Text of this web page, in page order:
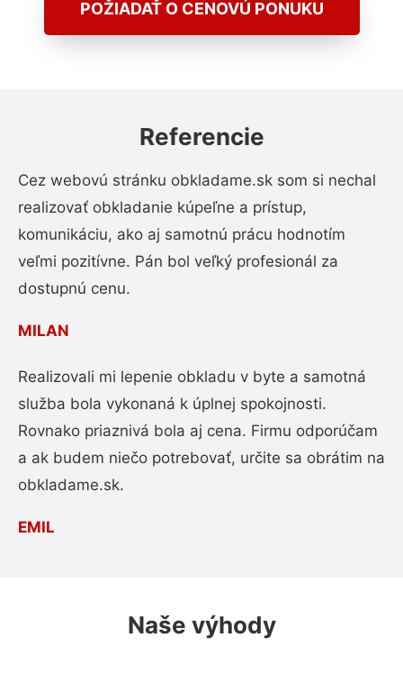
POŽIADAŤ O CENOVÚ PONUKU
Referencie
Cez webovú stránku obkladame.sk som si nechal
realizovať obkladanie kúpeľne a prístup,
komunikáciu, ako aj samotnú prácu hodnotím
veľmi pozitívne. Pán bol veľký profesionál za
dostupnú cenu.
MILAN
Realizovali mi lepenie obkladu v byte a samotná
služba bola vykonaná k úplnej spokojnosti.
Rovnako priaznivá bola aj cena. Firmu odporúčam
a ak budem niečo potrebovať, určite sa obrátim na
obkladame.sk.
EMIL
Naše výhody